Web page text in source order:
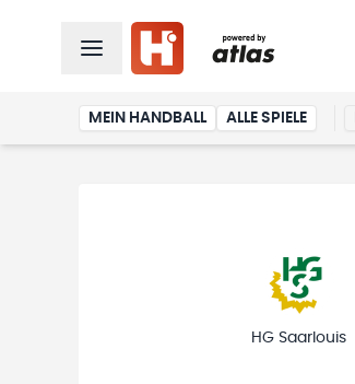
MEIN HANDBALL ALLE SPIELE
HG Saarlouis